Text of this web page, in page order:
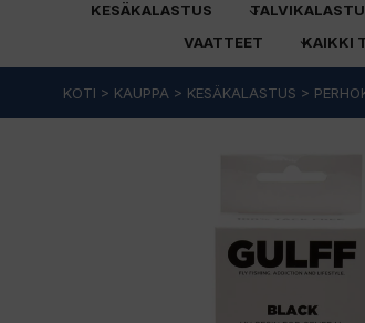
KESÄKALASTUS
VAATTEET
KAIKKI
sisältöön
KOTI > KAUPPA > KESÄKALASTUS >